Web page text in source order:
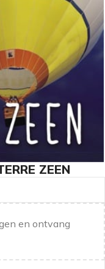
ZEEN
en ontvang